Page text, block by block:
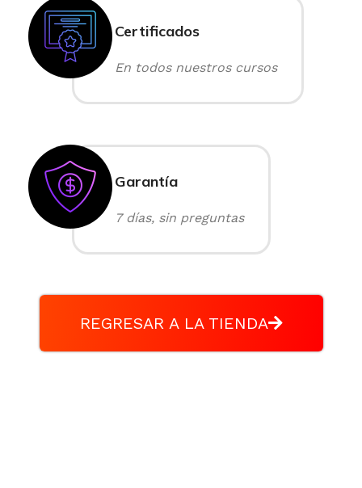
Certificados
En todos nuestros cursos
Garantía
7 días, sin preguntas
REGRESAR A LA TIENDA